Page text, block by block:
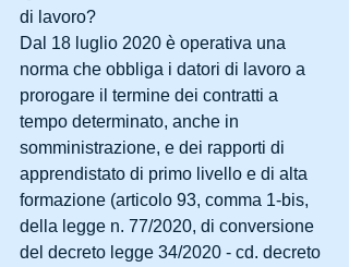
di lavoro?
Dal 18 luglio 2020 è operativa una
norma che obbliga i datori di lavoro a
prorogare il termine dei contratti a
tempo determinato, anche in
somministrazione, e dei rapporti di
apprendistato di primo livello e di alta
formazione (articolo 93, comma 1-bis,
della legge n. 77/2020, di conversione
del decreto legge 34/2020 - cd. decreto